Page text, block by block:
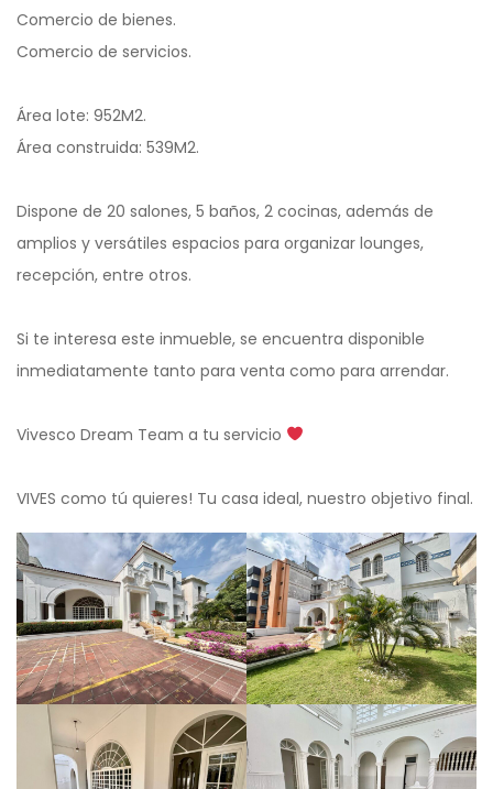
Comercio de bienes.
Comercio de servicios.
Área lote: 952M2.
Área construida: 539M2.
Dispone de 20 salones, 5 baños, 2 cocinas, además de
amplios y versátiles espacios para organizar lounges,
recepción, entre otros.
Si te interesa este inmueble, se encuentra disponible
inmediatamente tanto para venta como para arrendar.
Vivesco Dream Team a tu servicio
VIVES como tú quieres! Tu casa ideal, nuestro objetivo final.